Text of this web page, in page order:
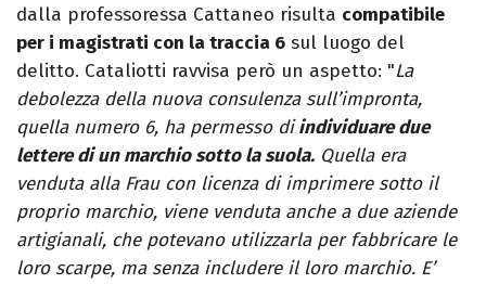
dalla professoressa Cattaneo risulta compatibile
per i magistrati con la traccia 6 sul luogo del
delitto. Cataliotti ravvisa però un aspetto: "La
debolezza della nuova consulenza sull’impronta,
quella numero 6, ha permesso diindividuare due
lettere di un marchio sotto la suola. Quella era
venduta alla Frau con licenza di imprimere sotto il
proprio marchio, viene venduta anche a due aziende
artigianali, che potevano utilizzarla per fabbricare le
loro scarpe, ma senza includere il loro marchio. E’